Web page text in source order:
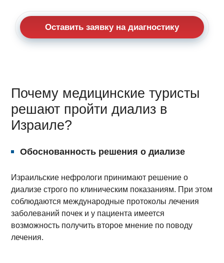
Оставить заявку на диагностику
Почему медицинские туристы
решают пройти диализ в
Израиле?
Обоснованность решения о диализе
Израильские нефрологи принимают решение о
диализе строго по клиническим показаниям. При этом
соблюдаются международные протоколы лечения
заболеваний почек и у пациента имеется
возможность получить второе мнение по поводу
лечения.